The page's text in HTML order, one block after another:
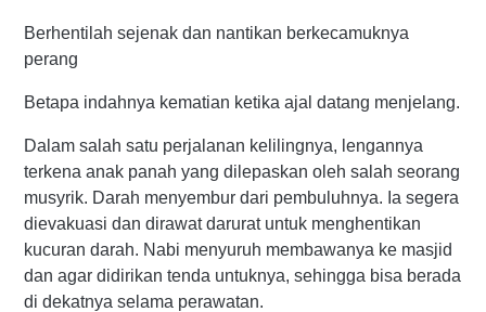
Berhentilah sejenak dan nantikan berkecamuknya
perang
Betapa indahnya kematian ketika ajal datang menjelang.
Dalam salah satu perjalanan kelilingnya, lengannya
terkena anak panah yang dilepaskan oleh salah seorang
musyrik. Darah menyembur dari pembuluhnya. Ia segera
dievakuasi dan dirawat darurat untuk menghentikan
kucuran darah. Nabi menyuruh membawanya ke masjid
dan agar didirikan tenda untuknya, sehingga bisa berada
di dekatnya selama perawatan.